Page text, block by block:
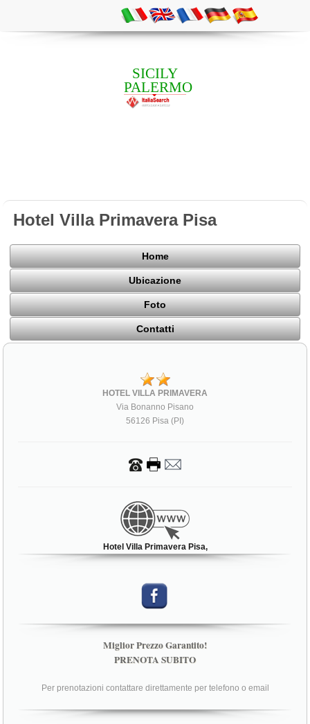
SICILY
PALERMO
Hotel Villa Primavera Pisa
Home
Ubicazione
Foto
Contatti
HOTEL VILLA PRIMAVERA
Via Bonanno Pisano
56126 Pisa (PI)
Hotel Villa Primavera Pisa,
Miglior Prezzo Garantito!
PRENOTA SUBITO
Per prenotazioni contattare direttamente per telefono o email